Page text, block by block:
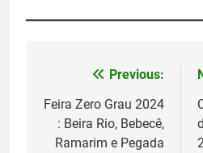
Navegação
de
Post
Previous:
Feira Zero Grau 2024
: Beira Rio, Bebecê,
Ramarim e Pegada